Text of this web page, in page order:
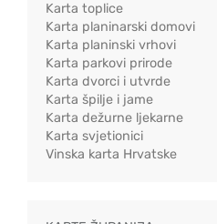
Karta toplice
Karta planinarski domovi
Karta planinski vrhovi
Karta parkovi prirode
Karta dvorci i utvrde
Karta špilje i jame
Karta dežurne ljekarne
Karta svjetionici
Vinska karta Hrvatske